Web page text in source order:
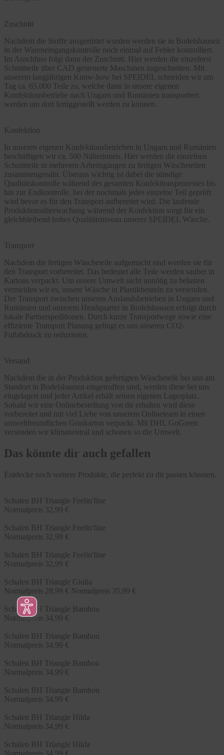
Zuschnitt
Nachdem die Stoffe ausgerüstet wurden werden sie in Bodelshausen
in der Wareneingangskontrolle noch einmal auf Fehler kontrolliert.
Im Anschluss folgt dann der Zuschnitt. Hier werden die einzelnen
Schnittteile über CAD gesteuerte Maschinen zugeschnitten. Mit
unserem langjährigen Know-how bei SPEIDEL schneiden wir am
Tag ca. 65.000 Teile zu, welche dann in unsere eigenen
Konfektionsbetriebe nach Ungarn und Rumänien transportiert
werden um dort fertiggestellt werden zu können.
Konfektion
In unseren eigenen Konfektionsbetrieben in Ungarn und Rumänien
beschäftigen wir ca. 500 Näherinnen. Hier werden die einzelnen
Schnittteile in mehreren Arbeitsgängen zu fertigen Wäscheteilen
zusammengenäht. Überaus wichtig ist dabei die ständige
Qualitätskontrolle während des gesamten Konfektionsprozesses bis
hin zur Endkontrolle, bei der nochmals jedes einzelne Teil geprüft
wird bevor es für den Transport aufbereitet wird. Die laufende
Produktionsüberwachung während der Konfektion sorgt für ein
gleichbleibend hohes Qualitätsniveau unserer SPEIDEL Wäsche.
Transport
Nachdem die fertigen Wäscheteile aufgemacht sind werden sie für
den Transport vorbereitet. Das bedeutet alle Teile werden sauber in
Kartons verpackt. Um unsere Umwelt nicht unnötig zu belasten
vermeiden wir es, unsere Wäsche in Plastikbeuteln zu versenden.
Der Transport zwischen unseren Auslandsbetrieben in Ungarn und
Rumänien und unserem Headquarter in Bodelshausen erfolgt durch
lokale Partnerspeditionen. Durch kurze Transportwege sowie eine
effiziente Transport Planung gelingt es uns unseren CO2-
Fußabdruck zu reduzieren.
Versand
Nachdem die in der Produktion gefertigten Wäscheteile bei uns am
Standort in Bodelshausen eingetroffen sind, werden diese bei uns
eingelagert und jeder Artikel erhält seinen eigenen Lagerplatz.
Sobald wir eine Onlinebestellung von dir erhalten wird diese
vorbereitet und mit viel Liebe von unserem Onlineteam in einen
umweltfreundlichen Graskarton verpackt. Mit DHL GoGreen
versenden wir klimaneutral und schonen so die Umwelt.
Das könnte dir auch gefallen
Entdecke noch weitere Produkte, die perfekt zu dir passen könnten.
Schalen BH Triangle Feelin'fine
Normalpreis 32,99 €
Schalen BH Triangle Feelin'fine
Normalpreis 32,99 €
Schalen BH Triangle Feelin'fine
Normalpreis 32,99 €
Schalen BH Triangle Giulia
Normalpreis 28,99 € Normalpreis 35,99 €
Schalen BH Triangle Bambou
Normalpreis 34,99 €
Schalen BH Triangle Bambou
Normalpreis 34,99 €
Schalen BH Triangle Bambou
Normalpreis 34,99 €
Schalen BH Triangle Bambou
Normalpreis 34,99 €
Schalen BH Triangle Hilda
Normalpreis 34,99 €
Schalen BH Triangle Hilda
Normalpreis 34,99 €